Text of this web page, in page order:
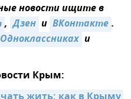
новости ищите в
, Дзен и ВКонтакте.
и
Крым: